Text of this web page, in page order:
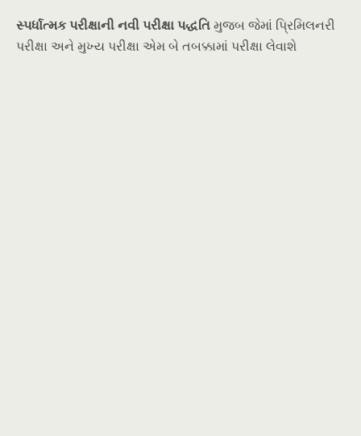
સ્પર્ધાત્મક પરીક્ષાની નવી પરીક્ષા પદ્ધતિમુજબ જેમાં પ્રિમિલનરી
પરીક્ષા અને મુખ્ય પરીક્ષા એમ બે તબક્કામાં પરીક્ષા લેવાશે